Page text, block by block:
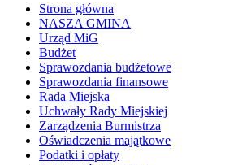
Strona główna
NASZA GMINA
Urząd MiG
Budżet
Sprawozdania budżetowe
Sprawozdania finansowe
Rada Miejska
Uchwały Rady Miejskiej
Zarządzenia Burmistrza
Oświadczenia majątkowe
Podatki i opłaty